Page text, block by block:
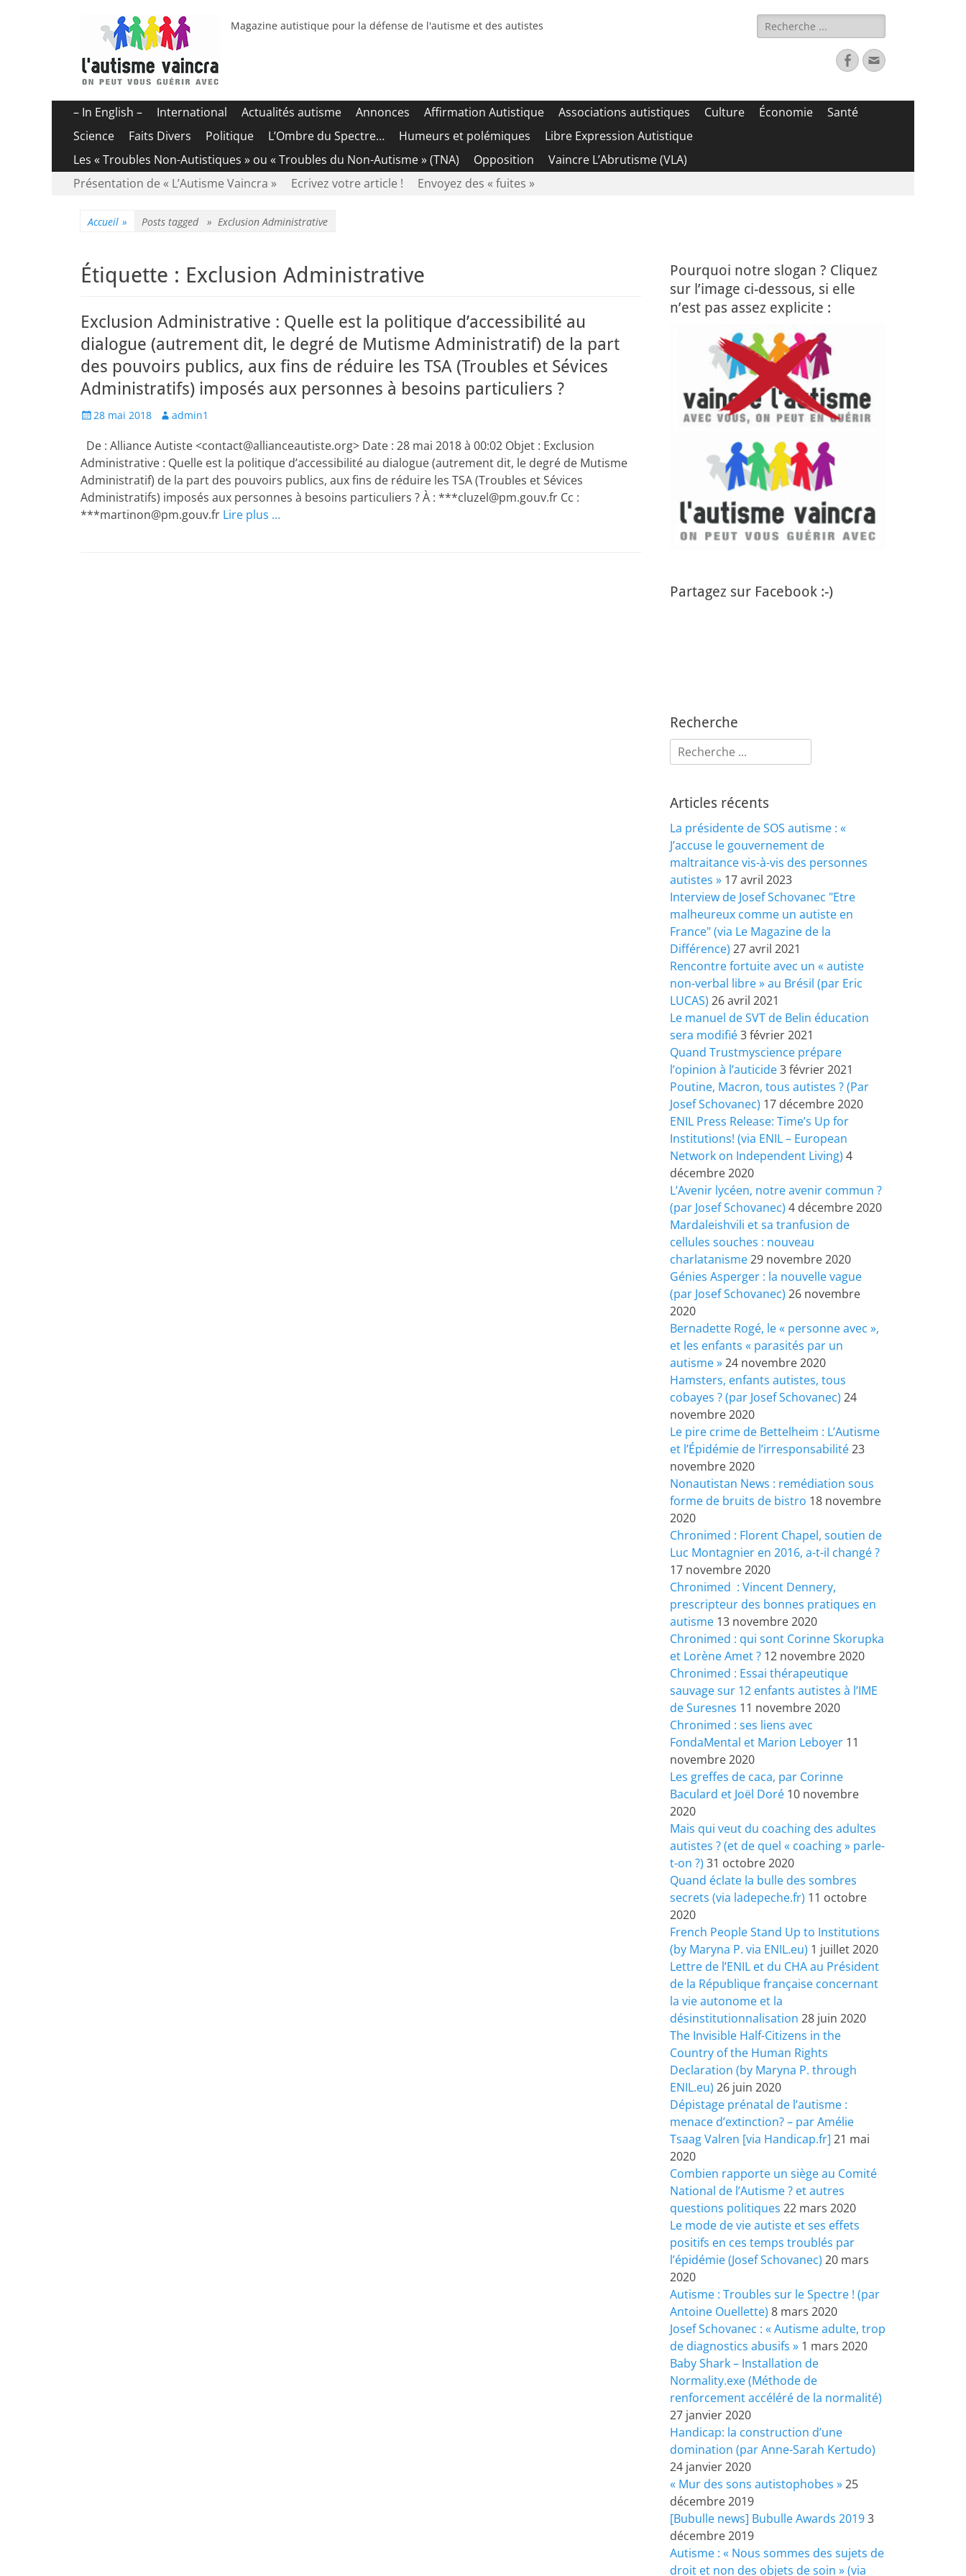
Magazine autistique pour la défense de l'autisme et des autistes Rechercher :
FacebookAdresse
de
Menu
principal
Aller
contenu
– In English – International Actualités autisme Annonces Affirmation Autistique Associations autistiques Culture Économie
Santé
Science
Faits Divers Politique L’Ombre du Spectre… Humeurs et polémiques
Libre Expression Autistique
Les « Troubles Non-Autistiques » ou « Troubles du Non-Autisme » (TNA)
Opposition Vaincre L’Abrutisme (VLA)
Menu
Aller
Présentation de « L’Autisme Vaincra » Ecrivez votre article ! Envoyez des « fuites »
Accueil » Posts tagged » Exclusion Administrative
Étiquette : Exclusion Administrative
Exclusion Administrative : Quelle est la politique d’accessibilité au
dialogue (autrement dit, le degré de Mutisme Administratif) de la part
des pouvoirs publics, aux fins de réduire les TSA (Troubles et Sévices
Administratifs) imposés aux personnes à besoins particuliers ?
Posted
28 mai 2018 Author
admin1
De : Alliance Autiste <contact@allianceautiste.org> Date : 28 mai 2018 à 00:02 Objet : Exclusion
Administrative : Quelle est la politique d’accessibilité au dialogue (autrement dit, le degré de Mutisme
Administratif) de la part des pouvoirs publics, aux fins de réduire les TSA (Troubles et Sévices
Administratifs) imposés aux personnes à besoins particuliers ? À : ***cluzel@pm.gouv.fr Cc :
***martinon@pm.gouv.fr Lire plus …
Pourquoi notre slogan ? Cliquez
sur l’image ci-dessous, si elle
n’est pas assez explicite :
Partagez sur Facebook :-)
Recherche
Rechercher :
Articles récents
La présidente de SOS autisme : «
J’accuse le gouvernement de
maltraitance vis-à-vis des personnes
autistes » 17 avril 2023
Interview de Josef Schovanec "Etre
malheureux comme un autiste en
France" (via Le Magazine de la
Différence) 27 avril 2021
Rencontre fortuite avec un « autiste
non-verbal libre » au Brésil (par Eric
LUCAS) 26 avril 2021
Le manuel de SVT de Belin éducation
sera modifié3 février 2021
Quand Trustmyscience prépare
l’opinion à l’auticide3 février 2021
Poutine, Macron, tous autistes ? (Par
Josef Schovanec) 17 décembre 2020
ENIL Press Release: Time’s Up for
Institutions! (via ENIL – European
Network on Independent Living) 4
décembre 2020
L’Avenir lycéen, notre avenir commun ?
(par Josef Schovanec) 4 décembre 2020
Mardaleishvili et sa tranfusion de
cellules souches : nouveau
charlatanisme29 novembre 2020
Génies Asperger : la nouvelle vague
(par Josef Schovanec) 26 novembre
2020
Bernadette Rogé, le « personne avec »,
et les enfants « parasités par un
autisme »24 novembre 2020
Hamsters, enfants autistes, tous
cobayes ? (par Josef Schovanec) 24
novembre 2020
Le pire crime de Bettelheim : L’Autisme
et l’Épidémie de l’irresponsabilité23
novembre 2020
Nonautistan News : remédiation sous
forme de bruits de bistro 18 novembre
2020
Chronimed : Florent Chapel, soutien de
Luc Montagnier en 2016, a-t-il changé ?
17 novembre 2020
Chronimed : Vincent Dennery,
prescripteur des bonnes pratiques en
autisme 13 novembre 2020
Chronimed : qui sont Corinne Skorupka
et Lorène Amet ? 12 novembre 2020
Chronimed : Essai thérapeutique
sauvage sur 12 enfants autistes à l’IME
de Suresnes 11 novembre 2020
Chronimed : ses liens avec
FondaMental et Marion Leboyer 11
novembre 2020
Les greffes de caca, par Corinne
Baculard et Joël Doré 10 novembre
2020
Mais qui veut du coaching des adultes
autistes ? (et de quel « coaching » parle-
t-on ?) 31 octobre 2020
Quand éclate la bulle des sombres
secrets (via ladepeche.fr) 11 octobre
2020
French People Stand Up to Institutions
(by Maryna P. via ENIL.eu) 1 juillet 2020
Lettre de l’ENIL et du CHA au Président
de la République française concernant
la vie autonome et la
désinstitutionnalisation 28 juin 2020
The Invisible Half-Citizens in the
Country of the Human Rights
Declaration (by Maryna P. through
ENIL.eu) 26 juin 2020
Dépistage prénatal de l’autisme :
menace d’extinction? – par Amélie
Tsaag Valren [via Handicap.fr] 21 mai
2020
Combien rapporte un siège au Comité
National de l’Autisme ? et autres
questions politiques 22 mars 2020
Le mode de vie autiste et ses effets
positifs en ces temps troublés par
l’épidémie (Josef Schovanec) 20 mars
2020
Autisme : Troubles sur le Spectre ! (par
Antoine Ouellette) 8 mars 2020
Josef Schovanec : « Autisme adulte, trop
de diagnostics abusifs » 1 mars 2020
Baby Shark – Installation de
Normality.exe (Méthode de
renforcement accéléré de la normalité)
27 janvier 2020
Handicap: la construction d’une
domination (par Anne-Sarah Kertudo)
24 janvier 2020
« Mur des sons autistophobes »25
décembre 2019
[Bubulle news] Bubulle Awards 20193
décembre 2019
Autisme : « Nous sommes des sujets de
droit et non des objets de soin » (via